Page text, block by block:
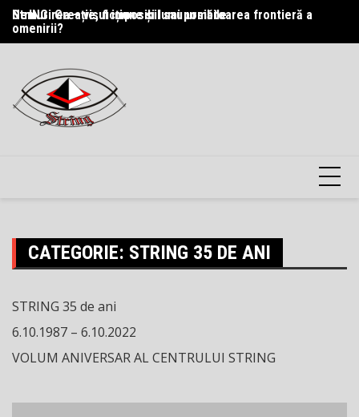
Skip
content
StrING: Creație, ficțiune și lumi posibile
Nemurirea – visul imposibil sau următoarea frontieră a
omenirii?
CATEGORIE: STRING 35 DE ANI
STRING 35 de ani
6.10.1987 – 6.10.2022
VOLUM ANIVERSAR AL CENTRULUI STRING